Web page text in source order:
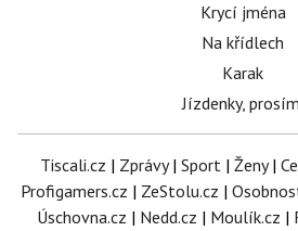
Krycí jména
Na křídlech
Karak
Jízdenky,
Tiscali.cz | Zprávy| Sport | Ženy|
Profigamers.cz | ZeStolu.cz |
Úschovna.cz | Nedd.cz | Moulík.cz |